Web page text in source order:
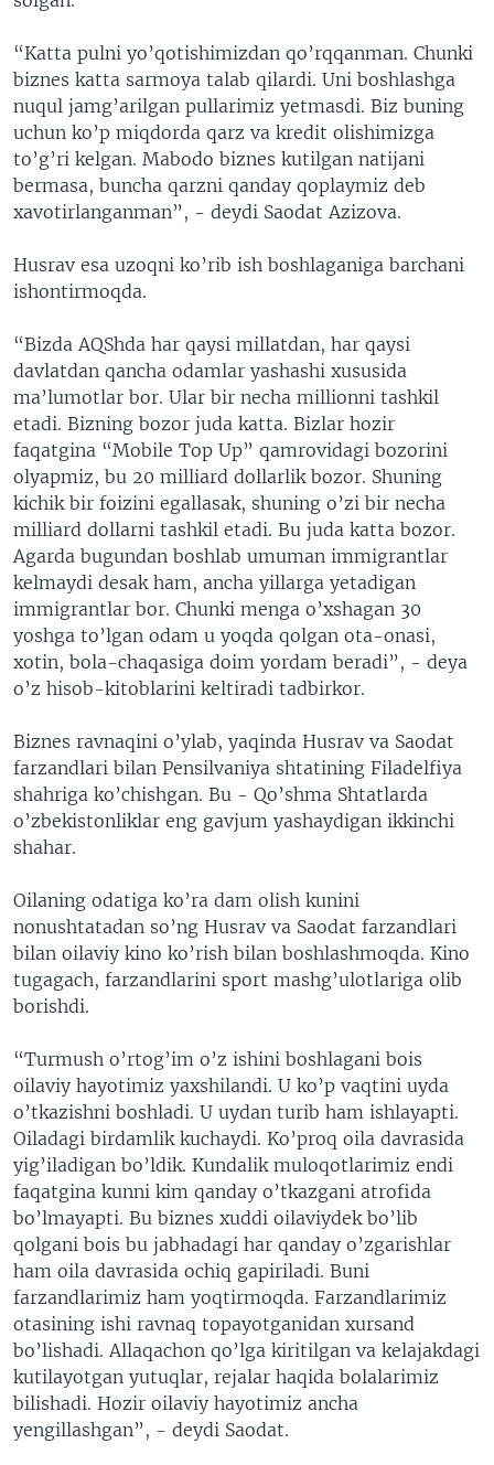
“Katta pulni yo’qotishimizdan qo’rqqanman. Chunki
biznes katta sarmoya talab qilardi. Uni boshlashga
nuqul jamg’arilgan pullarimiz yetmasdi. Biz buning
uchun ko’p miqdorda qarz va kredit olishimizga
to’g’ri kelgan. Mabodo biznes kutilgan natijani
bermasa, buncha qarzni qanday qoplaymiz deb
xavotirlanganman”, - deydi Saodat Azizova.
Husrav esa uzoqni ko’rib ish boshlaganiga barchani
ishontirmoqda.
“Bizda AQShda har qaysi millatdan, har qaysi
davlatdan qancha odamlar yashashi xususida
ma’lumotlar bor. Ular bir necha millionni tashkil
etadi. Bizning bozor juda katta. Bizlar hozir
faqatgina “Mobile Top Up” qamrovidagi bozorini
olyapmiz, bu 20 milliard dollarlik bozor. Shuning
kichik bir foizini egallasak, shuning o’zi bir necha
milliard dollarni tashkil etadi. Bu juda katta bozor.
Agarda bugundan boshlab umuman immigrantlar
kelmaydi desak ham, ancha yillarga yetadigan
immigrantlar bor. Chunki menga o’xshagan 30
yoshga to’lgan odam u yoqda qolgan ota-onasi,
xotin, bola-chaqasiga doim yordam beradi”, - deya
o’z hisob-kitoblarini keltiradi tadbirkor.
Biznes ravnaqini o’ylab, yaqinda Husrav va Saodat
farzandlari bilan Pensilvaniya shtatining Filadelfiya
shahriga ko’chishgan. Bu - Qo’shma Shtatlarda
o’zbekistonliklar eng gavjum yashaydigan ikkinchi
shahar.
Oilaning odatiga ko’ra dam olish kunini
nonushtatadan so’ng Husrav va Saodat farzandlari
bilan oilaviy kino ko’rish bilan boshlashmoqda. Kino
tugagach, farzandlarini sport mashg’ulotlariga olib
borishdi.
“Turmush o’rtog’im o’z ishini boshlagani bois
oilaviy hayotimiz yaxshilandi. U ko’p vaqtini uyda
o’tkazishni boshladi. U uydan turib ham ishlayapti.
Oiladagi birdamlik kuchaydi. Ko’proq oila davrasida
yig’iladigan bo’ldik. Kundalik muloqotlarimiz endi
faqatgina kunni kim qanday o’tkazgani atrofida
bo’lmayapti. Bu biznes xuddi oilaviydek bo’lib
qolgani bois bu jabhadagi har qanday o’zgarishlar
ham oila davrasida ochiq gapiriladi. Buni
farzandlarimiz ham yoqtirmoqda. Farzandlarimiz
otasining ishi ravnaq topayotganidan xursand
bo’lishadi. Allaqachon qo’lga kiritilgan va kelajakdagi
kutilayotgan yutuqlar, rejalar haqida bolalarimiz
bilishadi. Hozir oilaviy hayotimiz ancha
yengillashgan”, - deydi Saodat.